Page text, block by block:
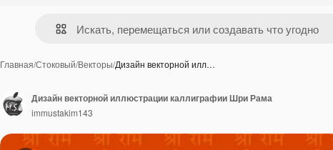
Главная/Стоковый/Векторы/Дизайн векторной илл…
Дизайн векторной иллюстрации каллиграфии Шри Рама
immustakim143